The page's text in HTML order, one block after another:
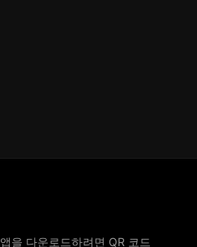
앱을 다운로드하려면 QR 코드